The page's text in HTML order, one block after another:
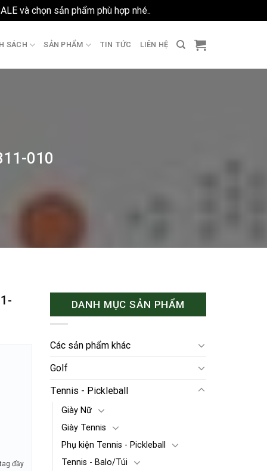
và chọn sản phẩm phù hợp nhé..
SÁCH SẢN PHẨM TIN TỨC LIÊN HỆ
010
đầy
DANH MỤC SẢN PHẨM
Các sản phẩm khác
Golf
Tennis - Pickleball
Giày Nữ
Giày Tennis
Phụ kiện Tennis - Pickleball
Tennis - Balo/Túi